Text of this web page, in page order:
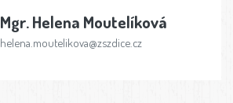
Mgr.Helena Moutelíková
helena.moutelikova@zszdice.cz